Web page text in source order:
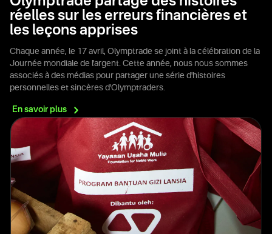
réelles sur les erreurs financières et
les leçons apprises
Chaque année, le 17 avril, Olymptrade se joint à la célébration de la
Journée mondiale de l'argent. Cette année, nous nous sommes
associés à des médias pour partager une série d'histoires
personnelles et sincères d'Olymptraders.
En savoirplus